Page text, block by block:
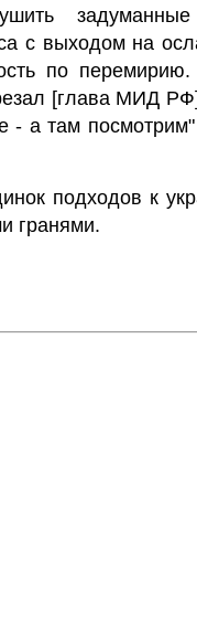
с выходом на
по
[глава МИД
- а там
подходов к
гранями.